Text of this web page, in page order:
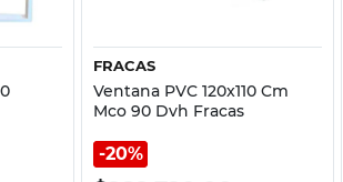
FRACAS
Ventana PVC 120x110 Cm
Mco 90 Dvh Fracas
20%